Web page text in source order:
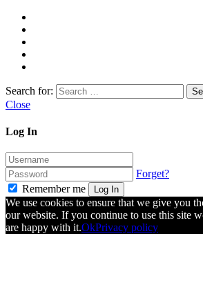
Search for:
Close
Log In
Forget?
Remember me
Log In
We use cookies to ensure that we give you
our website. If you continue to use this site
are happy with it.OkPrivacy policy